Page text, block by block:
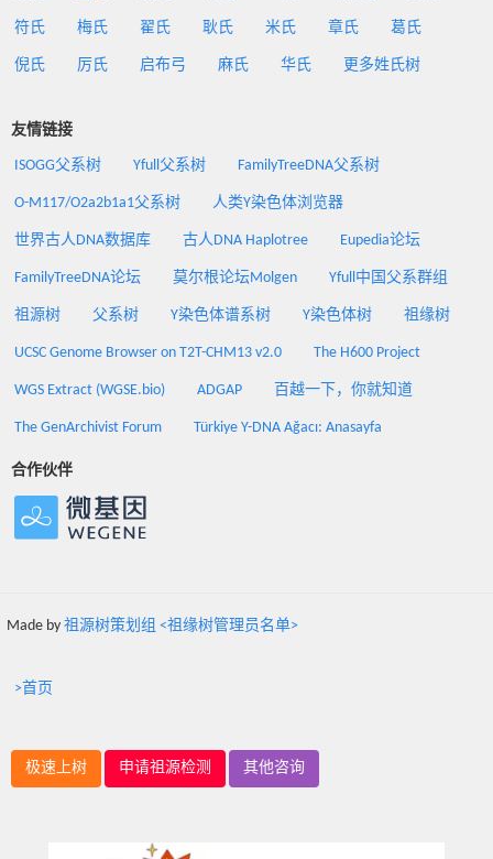
符氏 梅氏 翟氏 耿氏 米氏 章氏 葛氏
倪氏 厉氏 启布弓 麻氏 华氏 更多姓氏树
友情链接
ISOGG父系树 Yfull父系树 FamilyTreeDNA父系树
O-M117/O2a2b1a1父系树 人类Y染色体浏览器
世界古人DNA数据库 古人DNA Haplotree Eupedia论坛
FamilyTreeDNA论坛 莫尔根论坛Molgen Yfull中国父系群组
祖源树 父系树 Y染色体谱系树 Y染色体树 祖缘树
UCSC Genome Browser on T2T-CHM13 v2.0 The H600 Project
WGS Extract (WGSE.bio) ADGAP 百越一下，你就知道
The GenArchivist Forum Türkiye Y-DNA Ağacı: Anasayfa
合作伙伴
Made by 祖源树策划组 <祖缘树管理员名单>
>首页
极速上树 申请祖源检测 其他咨询